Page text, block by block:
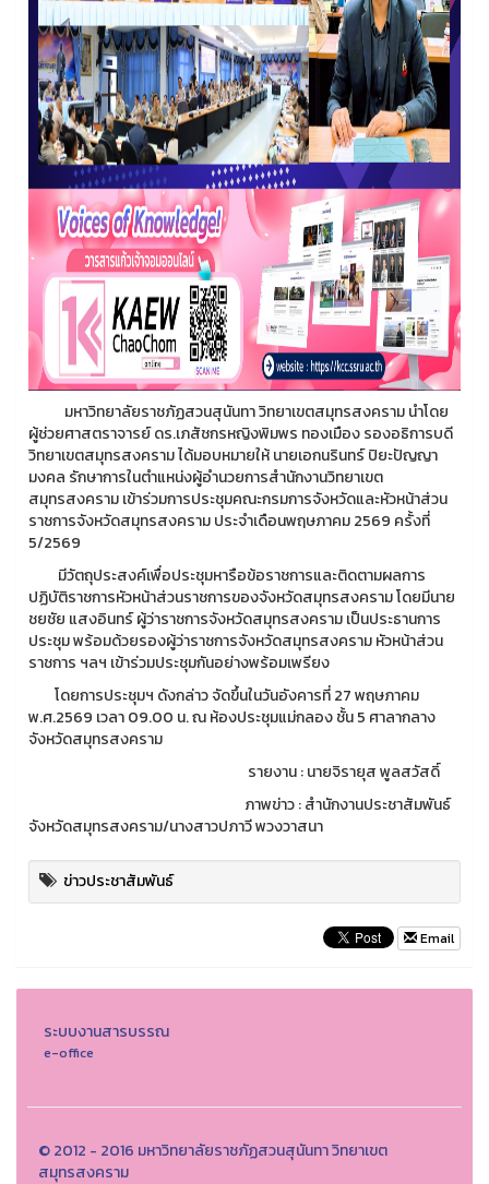
มหาวิทยาลัยราชภัฏสวนสุนันทา วิทยาเขตสมุทรสงคราม นำโดย
ผู้ช่วยศาสตราจารย์ ดร.เภสัชกรหญิงพิมพร ทองเมือง รองอธิการบดี
วิทยาเขตสมุทรสงคราม ได้มอบหมายให้ นายเอกนรินทร์ ปิยะปัญญา
มงคล รักษาการในตำแหน่งผู้อำนวยการสำนักงานวิทยาเขต
สมุทรสงคราม เข้าร่วมการประชุมคณะกรมการจังหวัดและหัวหน้าส่วน
ราชการจังหวัดสมุทรสงคราม ประจำเดือนพฤษภาคม 2569 ครั้งที่
5/2569
มีวัตถุประสงค์เพื่อประชุมหารือข้อราชการและติดตามผลการ
ปฏิบัติราชการหัวหน้าส่วนราชการของจังหวัดสมุทรสงคราม โดยมีนาย
ชยชัย แสงอินทร์ ผู้ว่าราชการจังหวัดสมุทรสงคราม เป็นประธานการ
ประชุม พร้อมด้วยรองผู้ว่าราชการจังหวัดสมุทรสงคราม หัวหน้าส่วน
ราชการ ฯลฯ เข้าร่วมประชุมกันอย่างพร้อมเพรียง
โดยการประชุมฯ ดังกล่าว จัดขึ้นในวันอังคารที่ 27 พฤษภาคม
พ.ศ.2569 เวลา 09.00 น. ณ ห้องประชุมแม่กลอง ชั้น 5 ศาลากลาง
จังหวัดสมุทรสงคราม
รายงาน : นายจิรายุส พูลสวัสดิ์
ภาพข่าว : สำนักงานประชาสัมพันธ์
จังหวัดสมุทรสงคราม/นางสาวปภาวี พวงวาสนา
ข่าวประชาสัมพันธ์
Email
ระบบงานสารบรรณ
e-office
© 2012 - 2016 มหาวิทยาลัยราชภัฏสวนสุนันทา วิทยาเขต
สมุทรสงคราม